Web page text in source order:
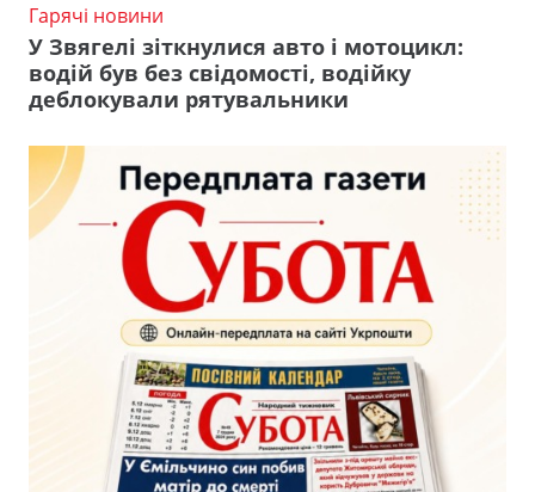
Гарячі новини
У Звягелі зіткнулися авто і мотоцикл:
водій був без свідомості, водійку
деблокували рятувальники